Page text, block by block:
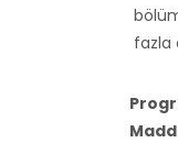
fazla